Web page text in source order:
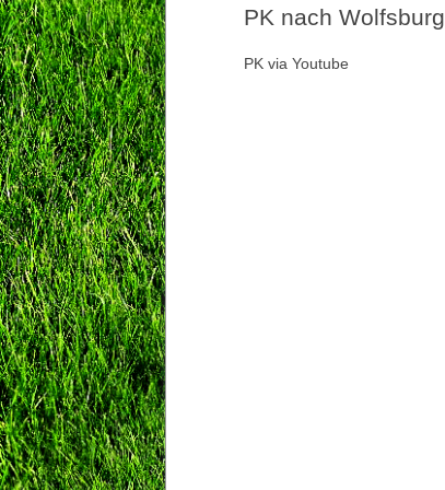
PK nach Wolfsburg
PK via Youtube